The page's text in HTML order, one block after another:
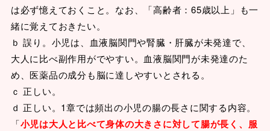
は必ず憶えておくこと。なお、「高齢者：65歳以上」も一
緒に覚えておきたい。
ｂ 誤り。小児は、血液脳関門や腎臓・肝臓が未発達で、
大人に比べ副作用がでやすい。血液脳関門が未発達のた
め、医薬品の成分も脳に達しやすいとされる。
ｃ 正しい。
ｄ 正しい。1章では頻出の小児の腸の長さに関する内容。
「小児は大人と比べて身体の大きさに対して腸が長く、服